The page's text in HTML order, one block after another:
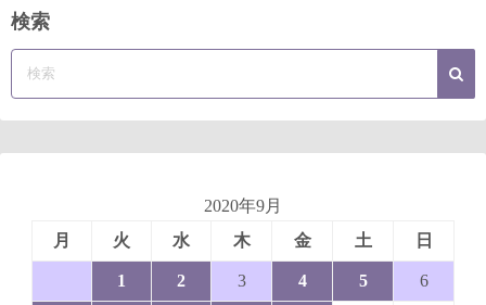
検索
2020年9月
月
火 水 木 金 土 日
1 2 3 4 5 6